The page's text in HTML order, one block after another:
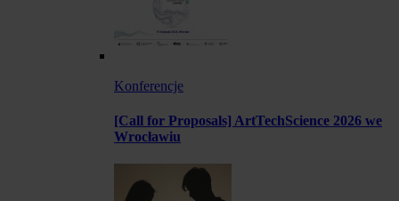
Konferencje
[Call for Proposals] ArtTechScience 2026 we
Wrocławiu